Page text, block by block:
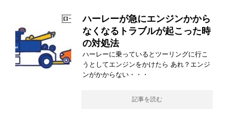
ハーレーが急にエンジンかから
なくなるトラブルが起こった時
の対処法
ハーレーに乗っているとツーリングに行こ
うとしてエンジンをかけたら あれ？エンジ
ンがかからない・・・
記事を読む